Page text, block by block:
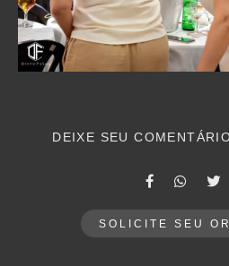
DEIXE SEU
SOLICITE SEU